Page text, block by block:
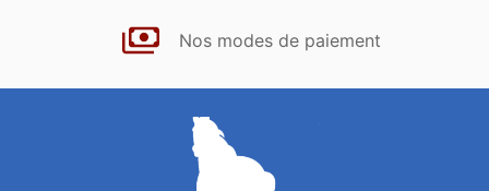
Nos modes de paiement